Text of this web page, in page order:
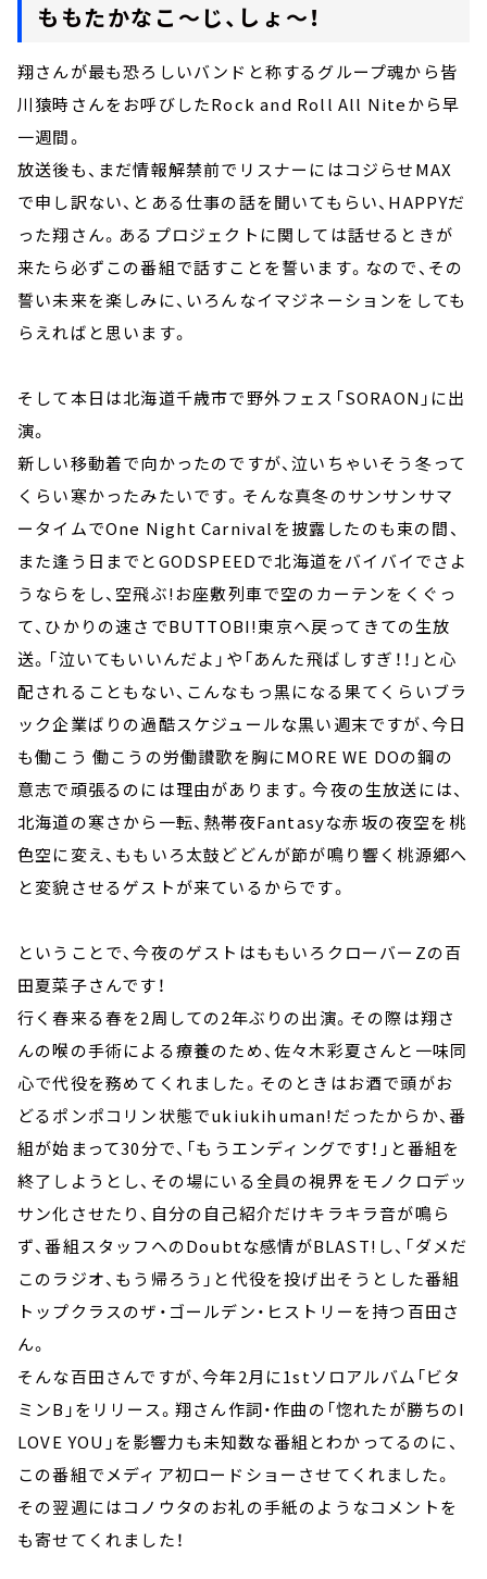
ももたかなこ～じ、しょ～！
翔さんが最も恐ろしいバンドと称するグループ魂から皆
川猿時さんをお呼びしたRock and Roll All Niteから早
一週間。
放送後も、まだ情報解禁前でリスナーにはコジらせMAX
で申し訳ない、とある仕事の話を聞いてもらい、HAPPYだ
った翔さん。あるプロジェクトに関しては話せるときが
来たら必ずこの番組で話すことを誓います。なので、その
誓い未来を楽しみに、いろんなイマジネーションをしても
らえればと思います。
そして本日は北海道千歳市で野外フェス「SORAON」に出
演。
新しい移動着で向かったのですが、泣いちゃいそう冬って
くらい寒かったみたいです。そんな真冬のサンサンサマ
ータイムでOne Night Carnivalを披露したのも束の間、
また逢う日までとGODSPEEDで北海道をバイバイでさよ
うならをし、空飛ぶ!お座敷列車で空のカーテンをくぐっ
て、ひかりの速さでBUTTOBI!東京へ戻ってきての生放
送。「泣いてもいいんだよ」や「あんた飛ばしすぎ！！」と心
配されることもない、こんなもっ黒になる果てくらいブラ
ック企業ばりの過酷スケジュールな黒い週末ですが、今日
も働こう 働こうの労働讃歌を胸にMORE WE DOの鋼の
意志で頑張るのには理由があります。今夜の生放送には、
北海道の寒さから一転、熱帯夜Fantasyな赤坂の夜空を桃
色空に変え、ももいろ太鼓どどんが節が鳴り響く桃源郷へ
と変貌させるゲストが来ているからです。
ということで、今夜のゲストはももいろクローバーZの百
田夏菜子さんです！
行く春来る春を2周しての2年ぶりの出演。その際は翔さ
んの喉の手術による療養のため、佐々木彩夏さんと一味同
心で代役を務めてくれました。そのときはお酒で頭がお
どるポンポコリン状態でukiukihuman!だったからか、番
組が始まって30分で、「もうエンディングです！」と番組を
終了しようとし、その場にいる全員の視界をモノクロデッ
サン化させたり、自分の自己紹介だけキラキラ音が鳴ら
ず、番組スタッフへのDoubtな感情がBLAST!し、「ダメだ
このラジオ、もう帰ろう」と代役を投げ出そうとした番組
トップクラスのザ・ゴールデン・ヒストリーを持つ百田さ
ん。
そんな百田さんですが、今年2月に1stソロアルバム「ビタ
ミンB」をリリース。翔さん作詞・作曲の「惚れたが勝ちのI
LOVE YOU」を影響力も未知数な番組とわかってるのに、
この番組でメディア初ロードショーさせてくれました。
その翌週にはコノウタのお礼の手紙のようなコメントを
も寄せてくれました！